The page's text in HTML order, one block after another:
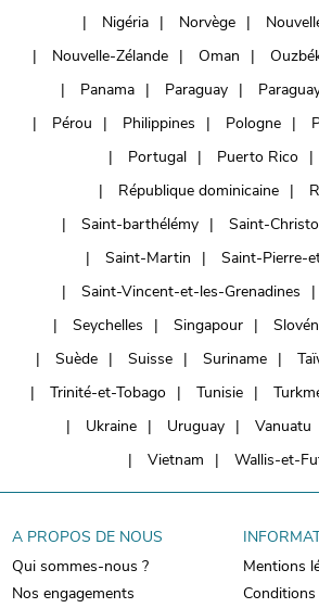
Nigéria
Norvège
Nouvelle-Zélande
Oman
Panama
Paraguay
Pérou
Philippines Pologne
Portugal
Puerto Rico
République dominicaine
Saint-barthélémy
Saint-
Saint-Martin
Saint-Pierre-
Saint-Vincent-et-les-Grenadines
Seychelles
Singapour
Suède
Suisse Suriname
Trinité-et-Tobago
Tunisie
Ukraine
Uruguay Vanuatu
Vietnam
Wallis-et-
A PROPOS DE NOUS
Qui sommes-nous ?
Nos engagements
Mentions
Conditions